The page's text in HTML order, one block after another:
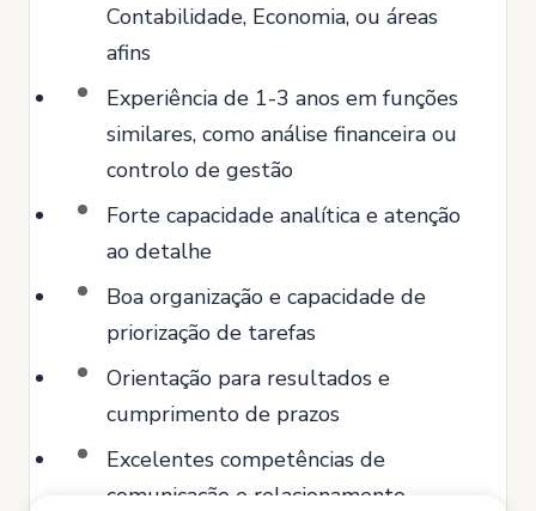
Contabilidade, Economia, ou áreas
afins
Experiência de 1-3 anos em funções
similares, como análise financeira ou
controlo de gestão
Forte capacidade analítica e atenção
ao detalhe
Boa organização e capacidade de
priorização de tarefas
Orientação para resultados e
cumprimento de prazos
Excelentes competências de
comunicação e relacionamento